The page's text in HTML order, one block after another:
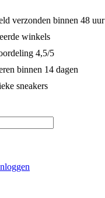
verzonden binnen 48 uur
winkels
4,5/5
binnen 14 dagen
sneakers